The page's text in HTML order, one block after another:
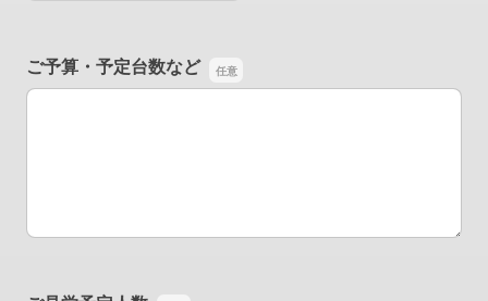
ご予算・予定台数など
ご予算・予定台数など